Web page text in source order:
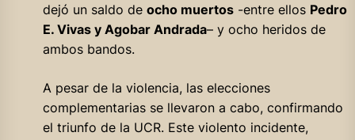
dejó un saldo de ocho muertos-entre ellos Pedro
E. Vivas y Agobar Andrada– y ocho heridos de
ambos bandos.
A pesar de la violencia, las elecciones
complementarias se llevaron a cabo, confirmando
el triunfo de la UCR. Este violento incidente,